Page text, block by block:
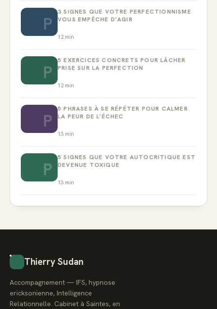
P
3 SIGNES QUE VOTRE PERFECTIONNISME
VOUS EMPÊCHE D’AGIR
12min
P
5 EXERCICES CONCRETS POUR LÂCHER
PRISE SUR LA PERFECTION
12min
P
5 PHRASES À SE RÉPÉTER POUR CALMER
LA PEUR DE L’ÉCHEC
13 min
P
5 SIGNES QUE VOTRE AUTOCRITIQUE EST
DEVENUE TOXIQUE
13 min
Thierry Sudan
Accompagnement — IFS, hypnose
ericksonienne, Intelligence
Relationnelle. Cabinet à Saintes, en